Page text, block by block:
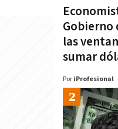
las
sumar
Por iProfesional